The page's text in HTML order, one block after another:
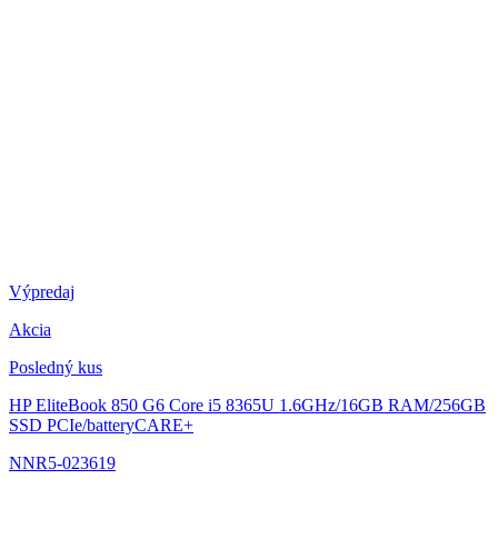
Výpredaj
Akcia
Posledný kus
HP EliteBook 850 G6 Core i5 8365U 1.6GHz/16GB RAM/256GB
SSD PCIe/batteryCARE+
NNR5-023619